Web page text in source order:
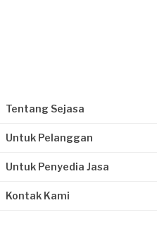
Tentang Sejasa
Untuk Pelanggan
Untuk Penyedia Jasa
Kontak Kami